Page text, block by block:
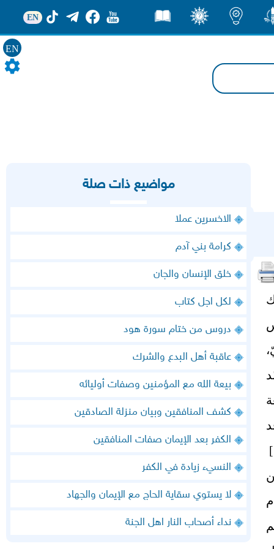
EN
EN
مواضيع ذات صلة
الاخسرين عملا
كرامة بني آدم
خلق الإنسان والجان
لكل اجل كتاب
دروس من ختام سورة هود
عاقبة أهل البدع والشرك
بيعة الله مع المؤمنين وصفات أوليائه
كشف المنافقين وبيان منزلة الصادقين
الكفر بعد الإيمان صفات المنافقين
النسيء زيادة في الكفر
لا يستوي سقاية الحاج مع الإيمان والجهاد
نداء أصحاب النار اهل الجنة